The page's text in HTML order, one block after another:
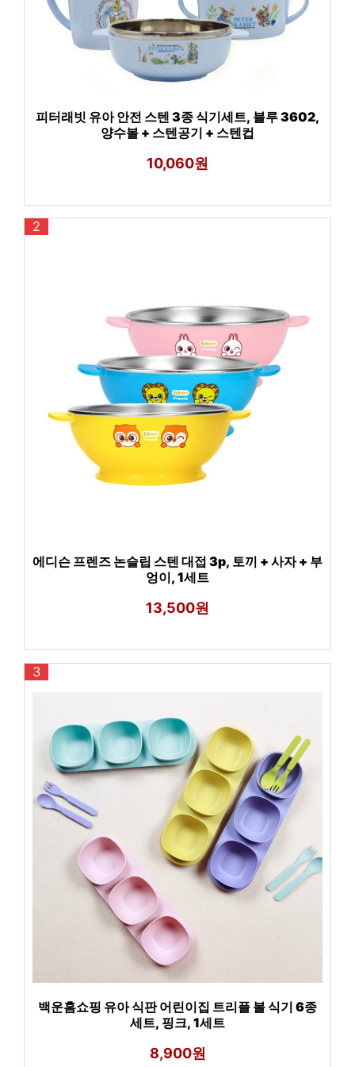
피터래빗 유아 안전 스텐 3종 식기세트, 블루 3602,
양수볼 + 스텐공기 + 스텐컵
10,060원
2
에디슨 프렌즈 논슬립 스텐 대접 3p, 토끼 + 사자 + 부
엉이, 1세트
13,500원
3
백운홈쇼핑 유아 식판 어린이집 트리플 볼 식기 6종
세트, 핑크, 1세트
8,900원